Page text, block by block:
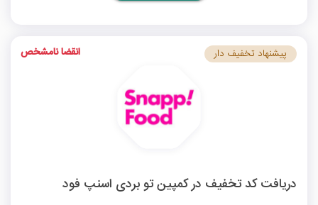
دریافت کد تخفیف در کمپین تو بردی اسنپ فود
پیشنهاد تخفیف دار انقضا نامشخص